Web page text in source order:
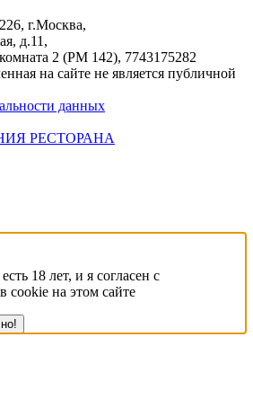
г.Москва,
д.11,
2 (РМ 142), 7743175282
на сайте не является публичной
данных
РЕСТОРАНА
18 лет, и я согласен с
cookie на этом сайте